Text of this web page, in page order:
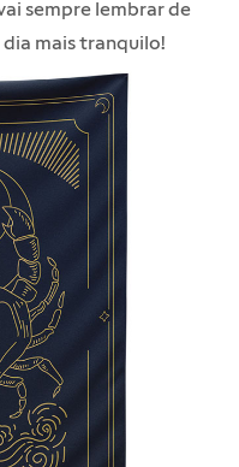
sempre lembrar de
mais tranquilo!